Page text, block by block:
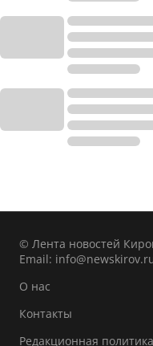
© Лента новостей
Email:
О нас
Контакты
Редакционная политика